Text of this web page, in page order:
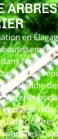
ARBRES
en
arbres
et
de